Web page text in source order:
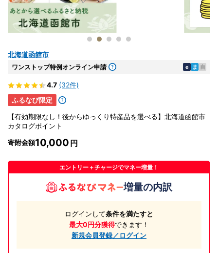
北海道函館市
ワンストップ特例オンライン申請 e ま 自
4.7 (32件)
ふるなび限定
【有効期限なし！後からゆっくり特産品を選べる】北海道函館市
カタログポイント
寄附金額10,000
エントリー＋チャージでマネー増量！
増量の内訳
ログインして条件を満たすと
最大0円分獲得できます！
新規会員登録／ログイン